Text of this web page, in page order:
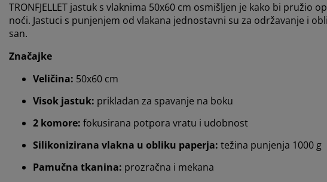
TRONFJELLET jastuk s vlaknima 50x60 cm osmišljen je kako bi
noći. Jastuci s punjenjem od vlakana jednostavni su za održavanje i
san.
Značajke
Veličina: 50x60 cm
Visok jastuk: prikladan za spavanje na boku
2 komore: fokusirana potpora vratu i udobnost
Silikonizirana vlakna u obliku paperja: težina punjenja 1000 g
Pamučna tkanina: prozračna i mekana